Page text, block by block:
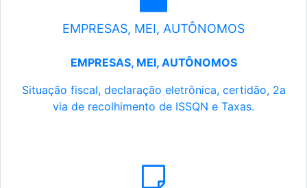
EMPRESAS, MEI, AUTÔNOMOS
EMPRESAS, MEI, AUTÔNOMOS
Situação fiscal, declaração eletrônica, certidão, 2a
via de recolhimento de ISSQN e Taxas.